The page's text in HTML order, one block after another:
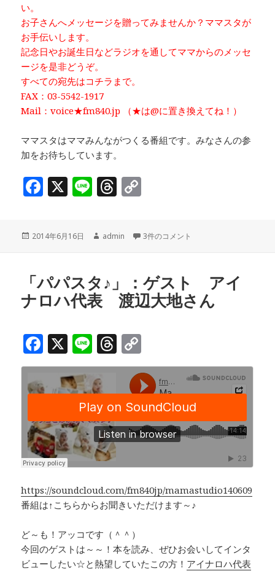
い。
お子さんへメッセージを贈ってみませんか？ママスタが
お手伝いします。
記念日やお誕生日などラジオを通してママからのメッセ
ージを是非どうぞ。
すべての宛先はコチラまで。
FAX：03-5542-1917
Mail：voice★fm840.jp （★は@に置き換えてね！）
ママスタはママみんながつくる番組です。みなさんの参
加をお待ちしています。
F
c
e
o
o
X Li
e
T
r
e
d
s
p
y
n
k
投
2014年6月16日
作
admin 「パパスタ♪」後半：ゲスト アイナ
3件のコメント
「パパスタ♪」：ゲスト アイ
ナロハ代表 渡辺大地さん
F
a
c
e
b
o
o
k
X Li
n
e
T
h
e
a
d
s
o
p
y
Li
n
k
https://soundcloud.com/fm840jp/mamastudio140609
番組は↑こちらからお聞きいただけます～♪
ど～も！アッコです（＾＾）
今回のゲストは～～！本を読み、ぜひお会いしてインタ
ビューしたい☆と熱望していたこの方！ アイナロハ代表